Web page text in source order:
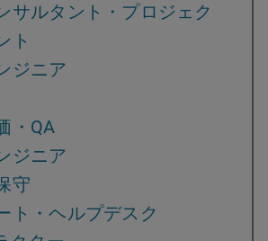
サルタント・プロジェク
ト
ジニア
・QA
ジニア
守
ト・ヘルプデスク